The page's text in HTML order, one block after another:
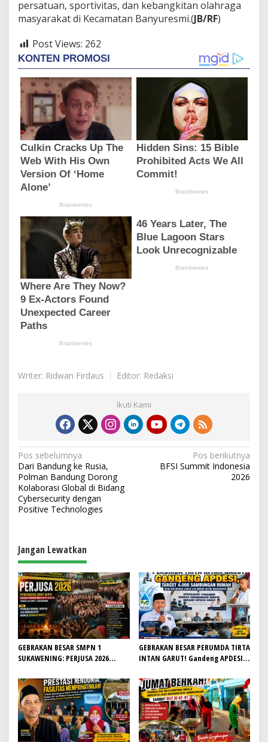
persatuan, sportivitas, dan kebangkitan olahraga
masyarakat di Kecamatan Banyuresmi.(JB/RF)
Post Views: 262
Writer: Ridwan Firdaus Editor: Redaksi
Ikuti Kami
N
a
v
i
a
s
i
p
o
s
Pos sebelumnya
Dari Bandung ke Rusia,
Polman Bandung Dorong
Kolaborasi Global di Bidang
Cybersecurity dengan
Positive Technologies
Pos berikutnya
BFSI Summit Indonesia
2026
Jangan Lewatkan
GEBRAKAN BESAR SMPN 1
SUKAWENING: PERJUSA 2026
JIWA KEPANDUAN SISWA
GEBRAKAN BESAR PERUMDA TIRTA
INTAN GARUT! Gandeng APDESI,
Demi Wujudkan Akses Air Bersih
untuk Masyarakat